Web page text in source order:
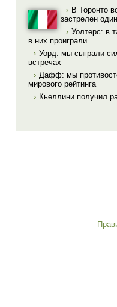
› В Торонто
застрелен
› Уолтерс: в
в них проиграли
› Уорд: мы сыграли
встречах
› Дафф: мы
мирового рейтинга
› Кьеллини получил